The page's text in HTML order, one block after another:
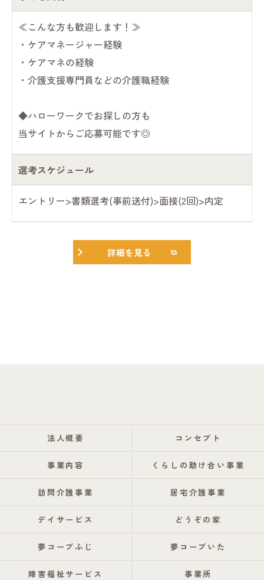
≪こんな方も歓迎します！≫
・ケアマネージャー経験
・ケアマネの経験
・介護支援専門員などの介護職経験
◆ハローワークでお探しの方も
当サイトからご応募可能です◎
選考スケジュール
エントリー>書類選考(事前送付)>面接(2回)>内定
詳細を見る
法人概要 コンセプト
事業内容 くらしの助け合い事業
訪問介護事業 居宅介護事業
デイサービス どうぞの家
夢コープふじ 夢コープいた
障害福祉サービス 事業所